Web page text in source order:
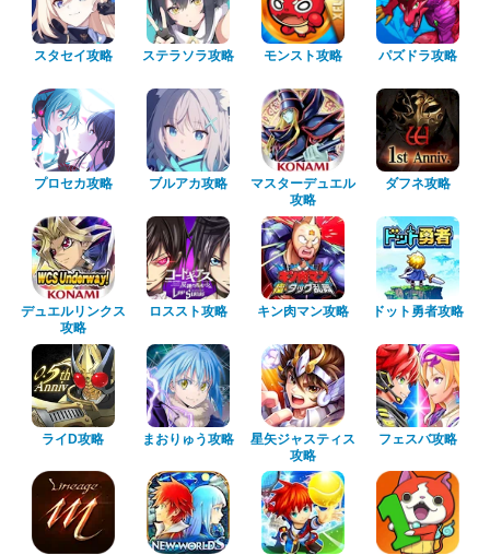
スタセイ攻略 ステラソラ攻略 モンスト攻略 パズドラ攻略
プロセカ攻略 ブルアカ攻略
マスターデュエル
攻略
ダフネ攻略
デュエルリンクス
攻略
ロススト攻略 キン肉マン攻略 ドット勇者攻略
ライD攻略 まおりゅう攻略
星矢ジャスティス
攻略
フェスバ攻略